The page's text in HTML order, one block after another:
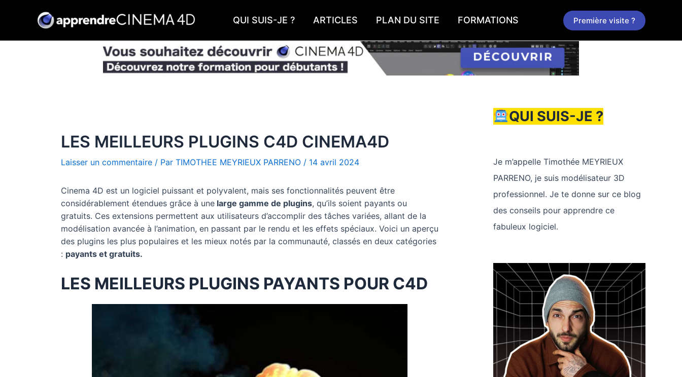
QUI SUIS-JE ? ARTICLES PLAN DU SITE FORMATIONS Première visite ?
LES MEILLEURS PLUGINS C4D CINEMA4D
Laisser un commentaire / Par TIMOTHEE MEYRIEUX PARRENO / 14 avril 2024
Cinema 4D est un logiciel puissant et polyvalent, mais ses fonctionnalités peuvent être
considérablement étendues grâce à une large gamme de plugins, qu’ils soient payants ou
gratuits. Ces extensions permettent aux utilisateurs d’accomplir des tâches variées, allant de la
modélisation avancée à l’animation, en passant par le rendu et les effets spéciaux. Voici un aperçu
des plugins les plus populaires et les mieux notés par la communauté, classés en deux catégories
: payants et gratuits.
LES MEILLEURS PLUGINS PAYANTS POUR C4D
QUI SUIS-JE ?
Je m’appelle Timothée MEYRIEUX
PARRENO, je suis modélisateur 3D
professionnel. Je te donne sur ce blog
des conseils pour apprendre ce
fabuleux logiciel.